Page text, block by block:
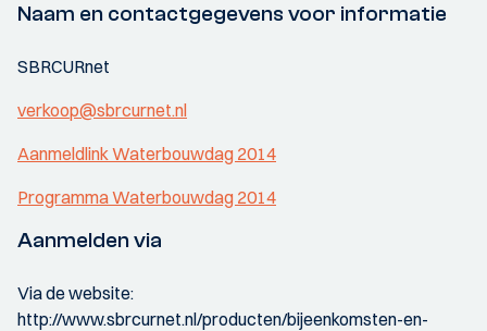
Naam en contactgegevens voor informatie
SBRCURnet
verkoop@sbrcurnet.nl
Aanmeldlink Waterbouwdag 2014
Programma Waterbouwdag 2014
Aanmelden via
Via de website:
http://www.sbrcurnet.nl/producten/bijeenkomsten-en-